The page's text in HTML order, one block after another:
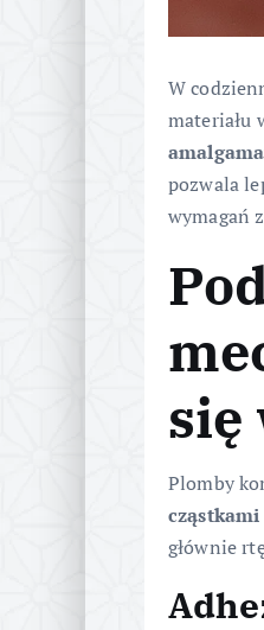
W
materiału
pozwala
wymagań
się
Plomby
głównie